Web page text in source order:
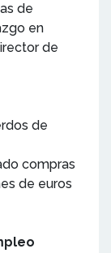
de
en
de
de
compras
de euros